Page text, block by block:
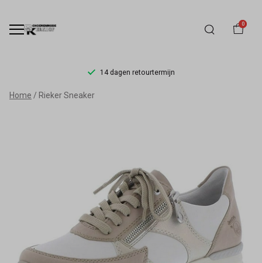
0
14 dagen retourtermijn
Rieker
Schoenmode
Home Rieker Sneaker